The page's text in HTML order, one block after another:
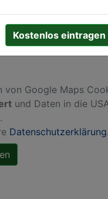
von Google Maps
und Daten in die
Datenschutzerklärung
Kostenlos eintragen